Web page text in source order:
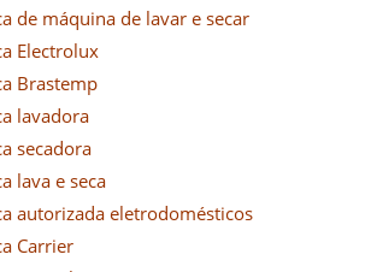
de máquina de lavar e secar
Electrolux
Brastemp
lavadora
secadora
lava e seca
autorizada eletrodomésticos
Carrier